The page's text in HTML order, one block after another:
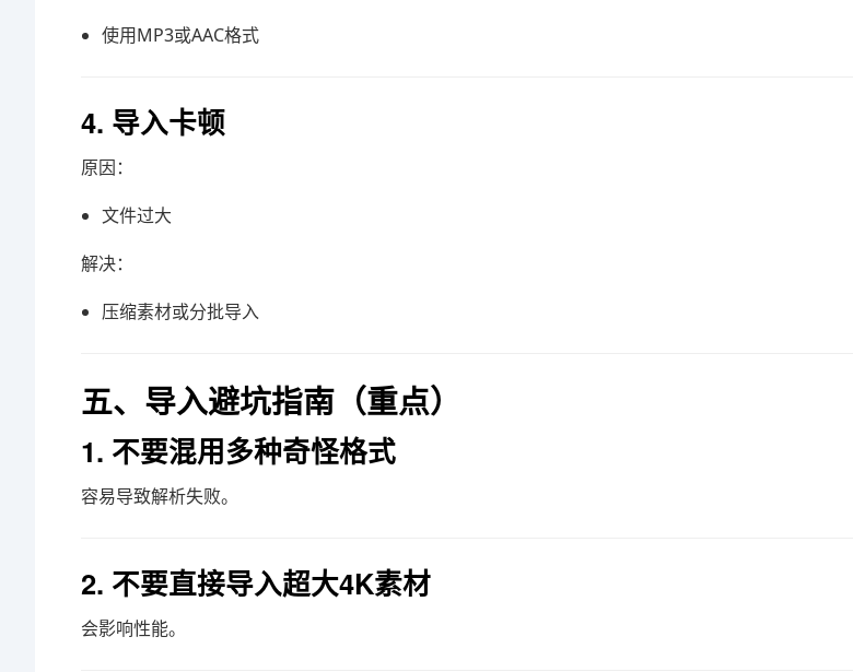
使用MP3或AAC格式
4. 导入卡顿
原因：
文件过大
解决：
压缩素材或分批导入
五、导入避坑指南（重点）
1. 不要混用多种奇怪格式
容易导致解析失败。
2. 不要直接导入超大4K素材
会影响性能。